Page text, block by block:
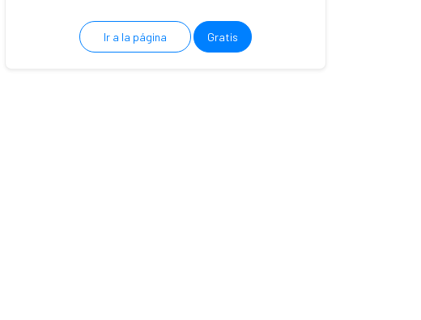
Ir a la página Gratis